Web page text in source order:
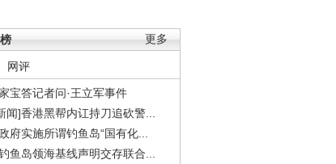
更多
网评
宝答记者问·王立军事件
闻]香港黑帮内讧持刀追砍警...
府实施所谓钓鱼岛“国有化...
鱼岛领海基线声明交存联合...